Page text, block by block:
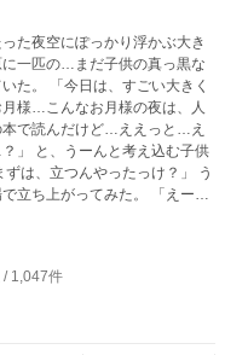
た夜空にぽっかり浮かぶ大き
一匹の…まだ子供の真っ黒な
い大きく
様…こんなお月様の夜は、人
で読んだけど…ええっと…え
子供
がってみた。 「えーっ
を見上げる？…」 もしよ
/ 1,047件